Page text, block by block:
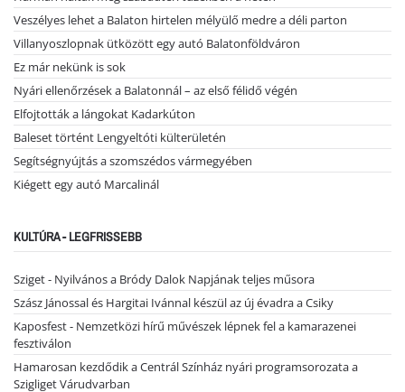
Veszélyes lehet a Balaton hirtelen mélyülő medre a déli parton
Villanyoszlopnak ütközött egy autó Balatonföldváron
Ez már nekünk is sok
Nyári ellenőrzések a Balatonnál – az első félidő végén
Elfojtották a lángokat Kadarkúton
Baleset történt Lengyeltóti külterületén
Segítségnyújtás a szomszédos vármegyében
Kiégett egy autó Marcalinál
KULTÚRA - LEGFRISSEBB
Sziget - Nyilvános a Bródy Dalok Napjának teljes műsora
Szász Jánossal és Hargitai Ivánnal készül az új évadra a Csiky
Kaposfest - Nemzetközi hírű művészek lépnek fel a kamarazenei
fesztiválon
Hamarosan kezdődik a Centrál Színház nyári programsorozata a
Szigliget Várudvarban